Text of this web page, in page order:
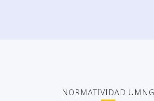
NORMATIVIDAD UMNG